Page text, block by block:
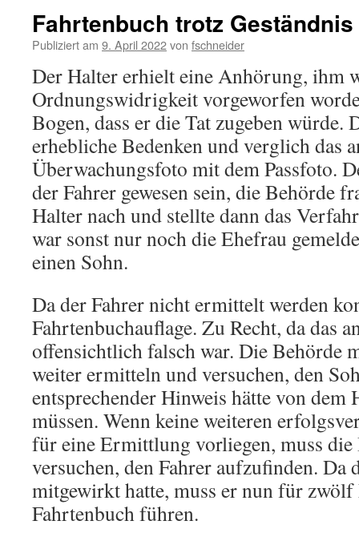
Fahrtenbuch trotz Geständnis
Publiziert am 9. April 2022von fschneider
Der Halter erhielt eine Anhörung, ihm
Ordnungswidrigkeit vorgeworfen
Bogen, dass er die Tat zugeben würde.
erhebliche Bedenken und verglich das
Überwachungsfoto mit dem Passfoto.
der Fahrer gewesen sein, die Behörde
Halter nach und stellte dann das
war sonst nur noch die Ehefrau
einen Sohn.
Da der Fahrer nicht ermittelt werden
Fahrtenbuchauflage. Zu Recht, da das
offensichtlich falsch war. Die Behörde
weiter ermitteln und versuchen, den
entsprechender Hinweis hätte von dem
müssen. Wenn keine weiteren
für eine Ermittlung vorliegen, muss die
versuchen, den Fahrer aufzufinden. Da
mitgewirkt hatte, muss er nun für
Fahrtenbuch führen.